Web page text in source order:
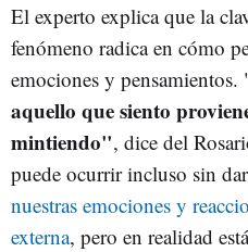
El experto explica que la
fenómeno radica en cómo
emociones y pensamientos.
aquello que siento
mintiendo", dice del
puede ocurrir incluso sin
nuestras emociones y
externa, pero en realidad